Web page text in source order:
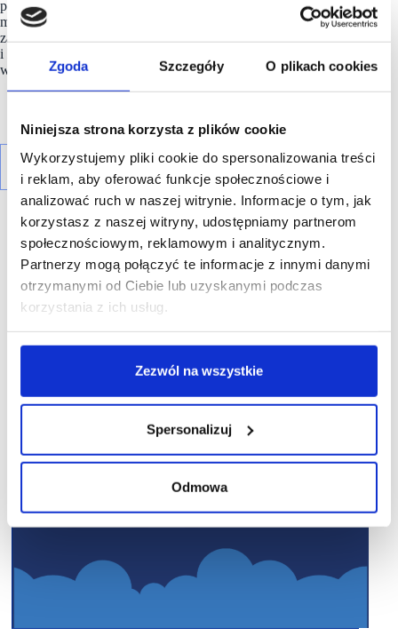
Zgoda Szczegóły O plikach cookies
Niniejsza strona korzysta z plików cookie
Wykorzystujemy pliki cookie do spersonalizowania treści
i reklam, aby oferować funkcje społecznościowe i
analizować ruch w naszej witrynie. Informacje o tym, jak
korzystasz z naszej witryny, udostępniamy partnerom
społecznościowym, reklamowym i analitycznym.
Partnerzy mogą połączyć te informacje z innymi danymi
otrzymanymi od Ciebie lub uzyskanymi podczas
korzystania z ich usług.
Zezwól na wszystkie
Spersonalizuj
Odmowa
poprzez współpracę z firmą Saint-Honoré Paris dostarczającą
manekiny z materiałów z recyklingu oraz sadzącą nowe drzewa
za każde zamówienie. Wspiera także poznańskie teatry
i Katedrę Ubioru UAP, co podkreśla jej zaangażowanie
w rozwój kultury i edukacji.
R E K L A M A